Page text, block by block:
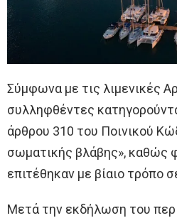
Σύμφωνα με τις λιμενικές
συλληφθέντες
άρθρου 310 του Ποινικού
σωματικής βλάβης», καθώς
επιτέθηκαν με βίαιο τρόπο
Μετά την εκδήλωση του